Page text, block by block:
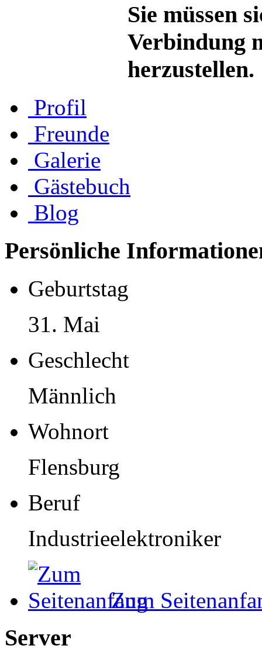
Sie müssen
Verbindung
herzustellen.
Profil
Freunde
Galerie
Gästebuch
Blog
Persönliche
Geburtstag
31. Mai
Geschlecht
Männlich
Wohnort
Flensburg
Beruf
Industrieelektroniker
Zum
Server